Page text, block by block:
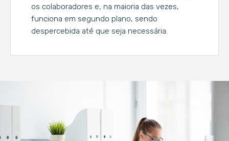
os colaboradores e, na maioria das vezes,
funciona em segundo plano, sendo
despercebida até que seja necessária.